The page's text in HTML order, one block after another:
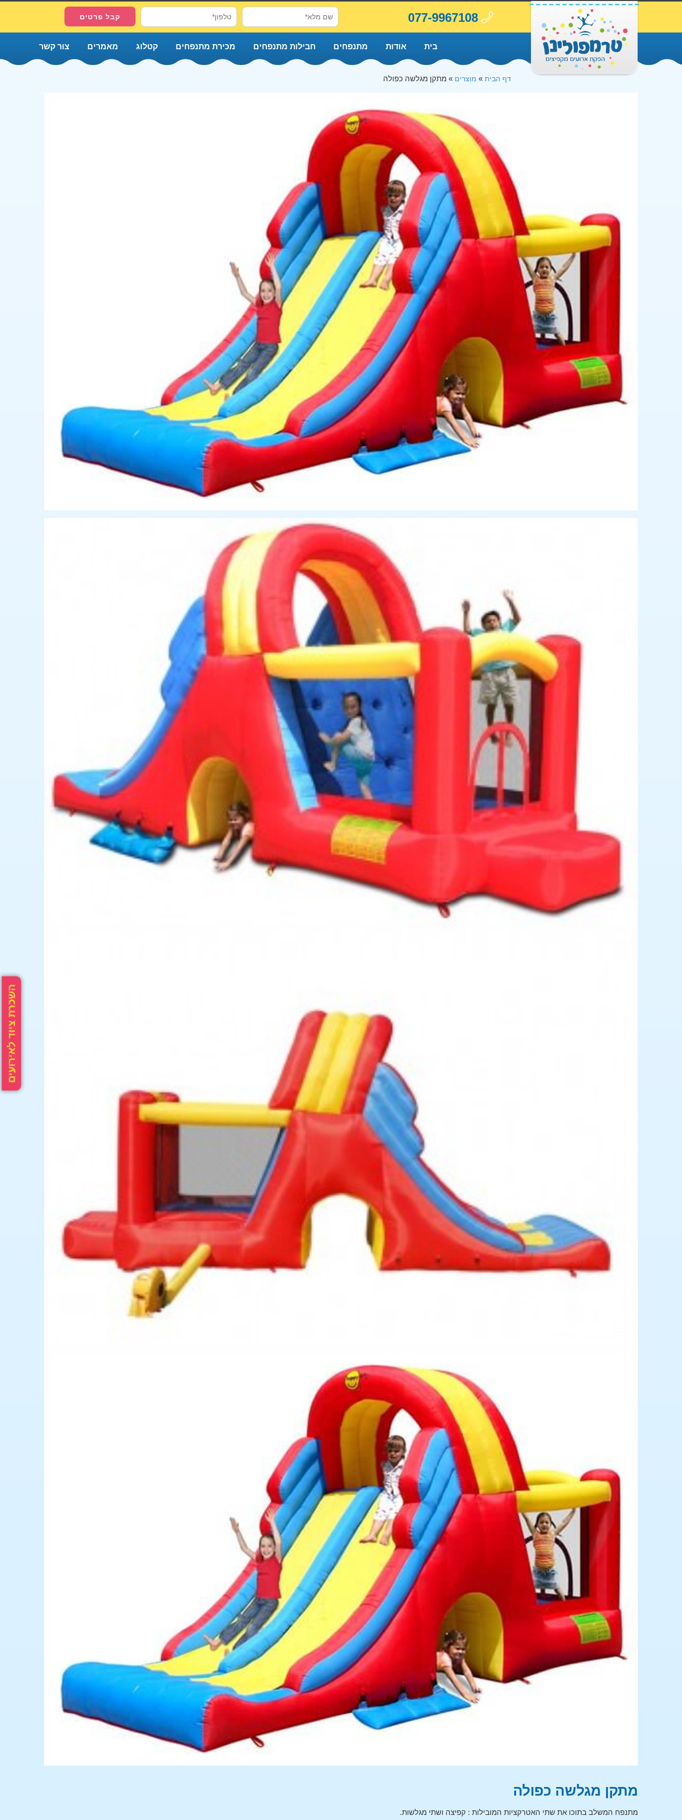
השכרת ציוד לאירועים
077-9967108
בית אודות מתנפחים חבילות מתנפחים מכירת מתנפחים קטלוג מאמרים צור קשר
דף הבית » מוצרים » מתקן מגלשה כפולה
מתקן מגלשה כפולה
מתנפח המשלב בתוכו את שתי האטרקציות המובילות : קפיצה ושתי מגלשות.